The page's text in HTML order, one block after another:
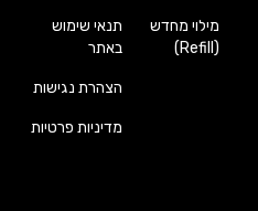
מילוי מחדש
(Refill)
תנאי שימוש
באתר
הצהרת נגישות
מדיניות פרטיות